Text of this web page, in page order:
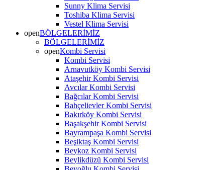
Sunny Klima Servisi
Toshiba Klima Servisi
Vestel Klima Servisi
openBÖLGELERİMİZ
BÖLGELERİMİZ
openKombi Servisi
Kombi Servisi
Arnavutköy Kombi Servisi
Ataşehir Kombi Servisi
Avcılar Kombi Servisi
Bağcılar Kombi Servisi
Bahçelievler Kombi Servisi
Bakırköy Kombi Servisi
Başakşehir Kombi Servisi
Bayrampaşa Kombi Servisi
Beşiktaş Kombi Servisi
Beykoz Kombi Servisi
Beylikdüzü Kombi Servisi